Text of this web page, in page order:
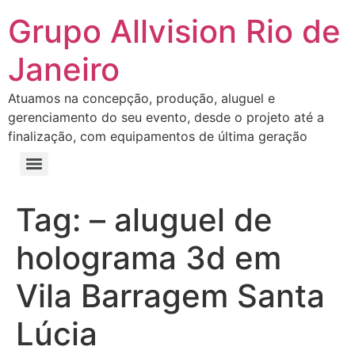
Grupo Allvision Rio de
Janeiro
Atuamos na concepção, produção, aluguel e
gerenciamento do seu evento, desde o projeto até a
finalização, com equipamentos de última geração
Tag: – aluguel de
holograma 3d em
Vila Barragem Santa
Lúcia